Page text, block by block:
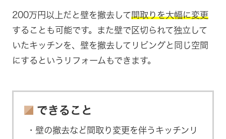
200万円以上だと壁を撤去して間取りを大幅に変更
することも可能です。また壁で区切られて独立して
いたキッチンを、壁を撤去してリビングと同じ空間
にするというリフォームもできます。
できること
壁の撤去など間取り変更を伴うキッチンリ